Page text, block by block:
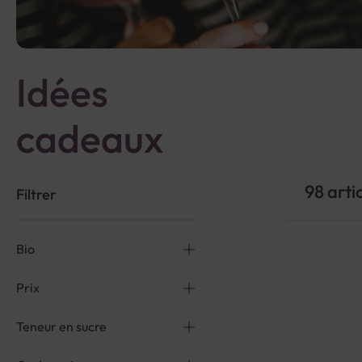
Idées
cadeaux
98
Filtrer
Bio
Prix
Teneur en sucre